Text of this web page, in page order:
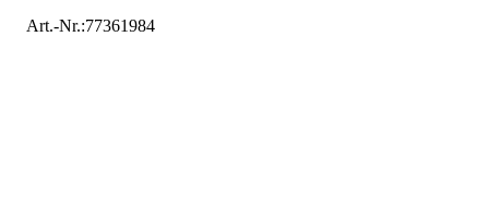
Art.-Nr.:77361984